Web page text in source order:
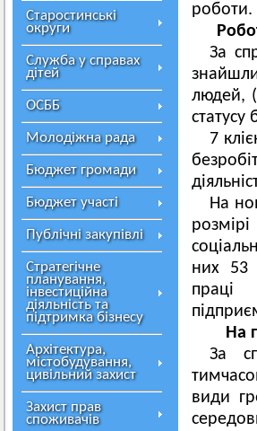
Старостинські
округи
Служба у справах
дітей
ОСББ
Молодіжна рада
Бюджет громади
Бюджет участі
Публічні закупівлі
Стратегічне
планування,
інвестиційна
діяльність та
підтримка бізнесу
Архітектура,
містобудування,
цивільний захист
Захист прав
споживачів
роботи.
За
людей,
статусу
7
На
них 53
праці
На
За
види